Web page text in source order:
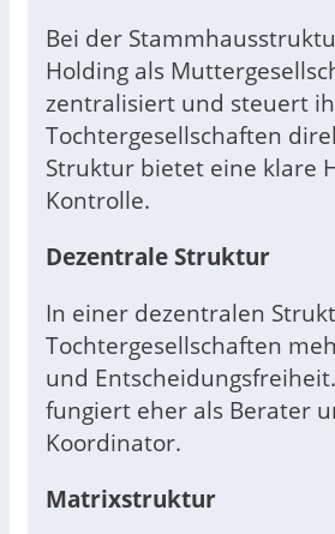
Bei der
Holding als
zentralisiert und steuert
Tochtergesellschaften
Struktur bietet eine klare
Kontrolle.
Dezentrale Struktur
In einer dezentralen
Tochtergesellschaften
und
fungiert eher als Berater
Koordinator.
Matrixstruktur